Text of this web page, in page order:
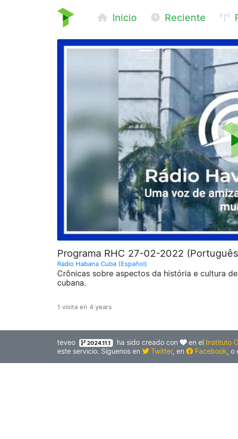
Inicio Reciente
Programa RHC 27-02-2022
Radio Habana Cuba (Español)
Crônicas sobre aspectos da história e cultura
cubana.
1 visita en 4 years
teveo 2024.11.1 ha sido creado con en el Instituto
este servicio. Síguenos en
Twitter, en Facebook , o